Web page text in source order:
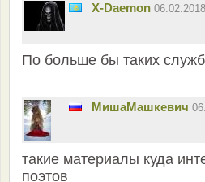
X-Daemon
По больше бы таких
MишаМашкевич
такие материалы куда
поэтов